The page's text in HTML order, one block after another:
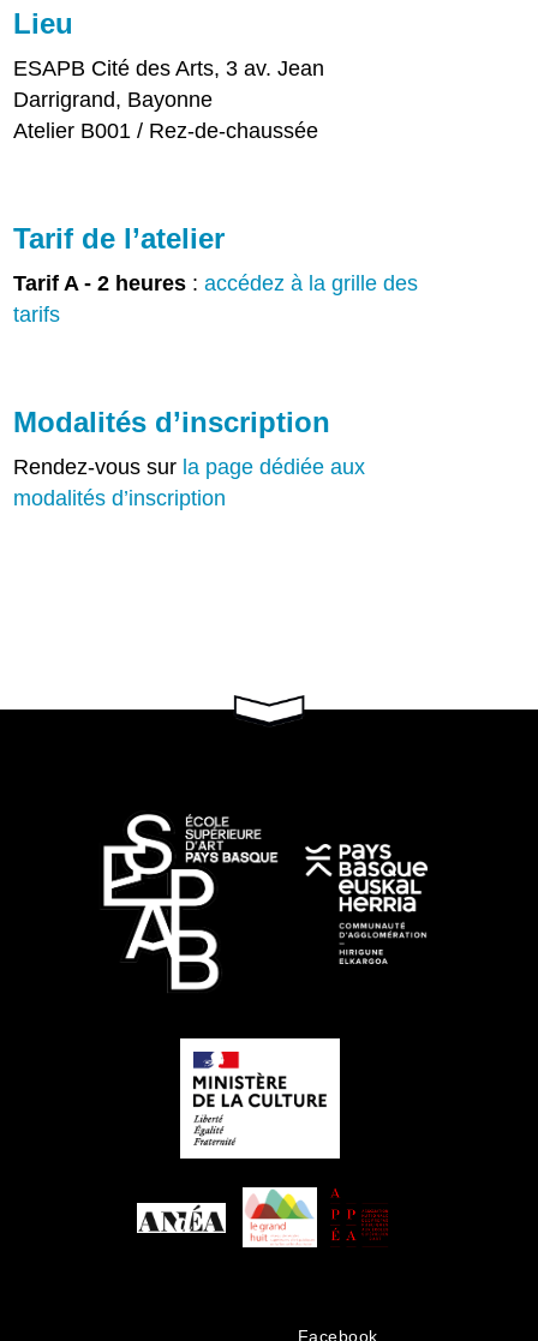
Lieu
ESAPB Cité des Arts, 3 av. Jean
Darrigrand, Bayonne
Atelier B001 / Rez-de-chaussée
Tarif de l’atelier
Tarif A - 2 heures :accédez à la grille des
tarifs
Modalités d’inscription
Rendez-vous sur la page dédiée aux
modalités d’inscription
Facebook